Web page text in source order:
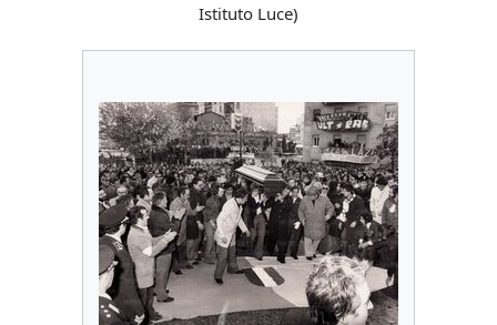
Istituto Luce)